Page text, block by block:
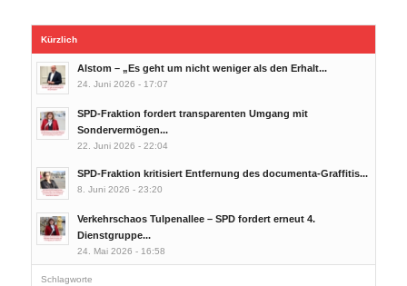
Kürzlich
Alstom – „Es geht um nicht weniger als den Erhalt...
24. Juni 2026 - 17:07
SPD-Fraktion fordert transparenten Umgang mit
Sondervermögen...
22. Juni 2026 - 22:04
SPD-Fraktion kritisiert Entfernung des documenta-Graffitis...
8. Juni 2026 - 23:20
Verkehrschaos Tulpenallee – SPD fordert erneut 4.
Dienstgruppe...
24. Mai 2026 - 16:58
Schlagworte